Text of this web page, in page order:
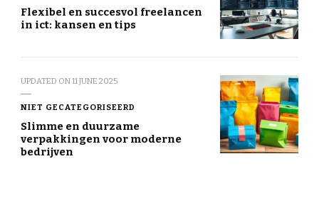
Flexibel en succesvol freelancen
in ict: kansen en tips
UPDATED ON11 JUNE 2025
NIET GECATEGORISEERD
Slimme en duurzame
verpakkingen voor moderne
bedrijven